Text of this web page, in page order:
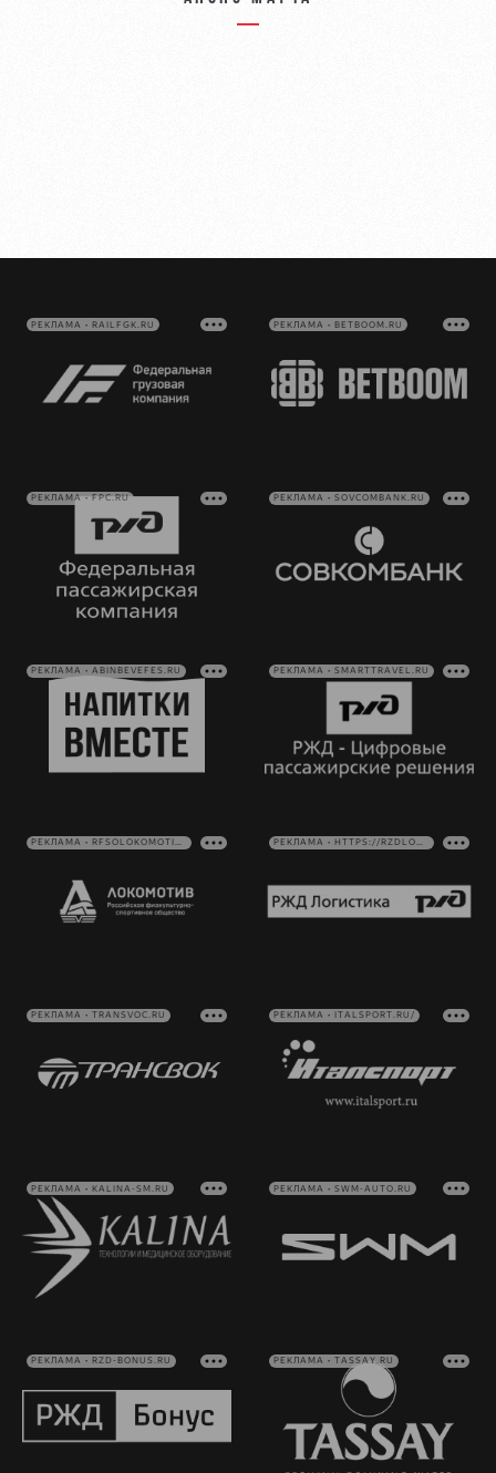
РЕКЛАМА • RAILFGK.RU РЕКЛАМА • BETBOOM.RU
РЕКЛАМА • FPC.RU РЕКЛАМА • SOVCOMBANK.RU
РЕКЛАМА • ABINBEVEFES.RU РЕКЛАМА • SMARTTRAVEL.RU
РЕКЛАМА • RFSOLOKOMOTIV.RU РЕКЛАМА • HTTPS://RZDLOG.RU/
РЕКЛАМА • TRANSVOC.RU РЕКЛАМА • ITALSPORT.RU/
РЕКЛАМА • KALINA-SM.RU РЕКЛАМА • SWM-AUTO.RU
РЕКЛАМА • RZD-BONUS.RU РЕКЛАМА • TASSAY.RU